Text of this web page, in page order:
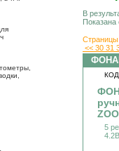
В
<< 30 31
КОД
5